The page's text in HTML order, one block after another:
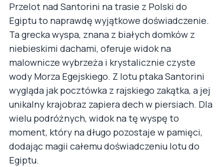
Przelot nad Santorini na trasie z Polski do
Egiptu to naprawdę wyjątkowe doświadczenie.
Ta grecka wyspa, znana z białych domków z
niebieskimi dachami, oferuje widok na
malownicze wybrzeża i krystalicznie czyste
wody Morza Egejskiego. Z lotu ptaka Santorini
wygląda jak pocztówka z rajskiego zakątka, a jej
unikalny krajobraz zapiera dech w piersiach. Dla
wielu podróżnych, widok na tę wyspę to
moment, który na długo pozostaje w pamięci,
dodając magii całemu doświadczeniu lotu do
Egiptu.